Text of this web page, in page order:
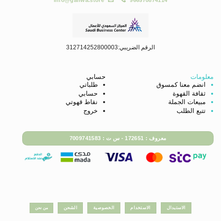
الرقم الضريبي:312714252800003
معلومات
انضم معنا كمسوق
ثقافة القهوة
مبيعات الجملة
تتبع الطلب
حسابي
طلباتي
حسابي
نقاط قهوتي
خروج
معروف : 172651 - س ت : 7009741583
الاستبدال الاستخدام الخصوصية الشحن من نحن